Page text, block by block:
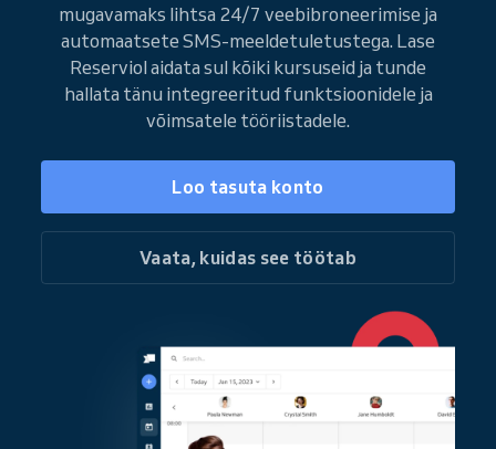
mugavamaks lihtsa 24/7 veebibroneerimise ja
automaatsete SMS-meeldetuletustega. Lase
Reserviol aidata sul kõiki kursuseid ja tunde
hallata tänu integreeritud funktsioonidele ja
võimsatele tööriistadele.
Loo tasuta konto
Vaata, kuidas see töötab